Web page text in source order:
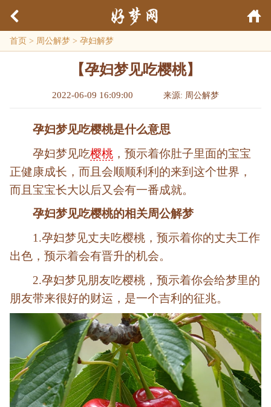
首页 > 周公解梦 > 孕妇解梦
【孕妇梦见吃樱桃】
2022-06-09 16:09:00 来源: 周公解梦
孕妇梦见吃樱桃是什么意思
孕妇梦见吃樱桃 ，预示着你肚子里面的宝宝
正健康成长，而且会顺顺利利的来到这个世界，
而且宝宝长大以后又会有一番成就。
孕妇梦见吃樱桃的相关周公解梦
1.孕妇梦见丈夫吃樱桃，预示着你的丈夫工作
出色，预示着会有晋升的机会。
2.孕妇梦见朋友吃樱桃，预示着你会给梦里的
朋友带来很好的财运，是一个吉利的征兆。